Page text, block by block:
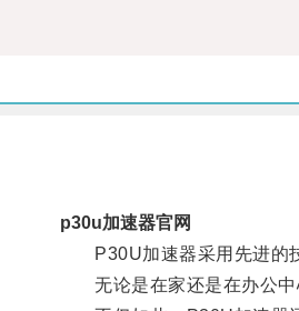
p30u加速器官网
P30U加速器采用先进的技
无论是在家还是在办公中